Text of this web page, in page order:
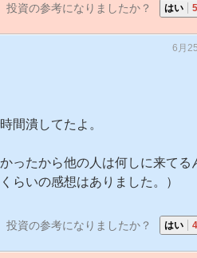
投資の参考になりましたか？ はい
6月
間潰してたよ。
ったから他の人は何しに来てる
らいの感想はありました。）
投資の参考になりましたか？ はい 4